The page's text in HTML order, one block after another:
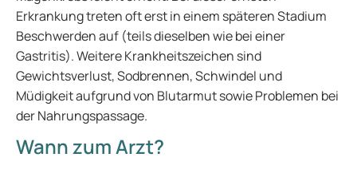
Erkrankung treten oft erst in einem späteren Stadium
Beschwerden auf (teils dieselben wie bei einer
Gastritis). Weitere Krankheitszeichen sind
Gewichtsverlust, Sodbrennen, Schwindel und
Müdigkeit aufgrund von Blutarmut sowie Problemen bei
der Nahrungspassage.
Wann zum Arzt?